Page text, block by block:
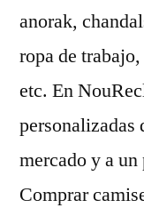
anorak,
ropa de
etc. En
personalizadas
mercado y a
Comprar